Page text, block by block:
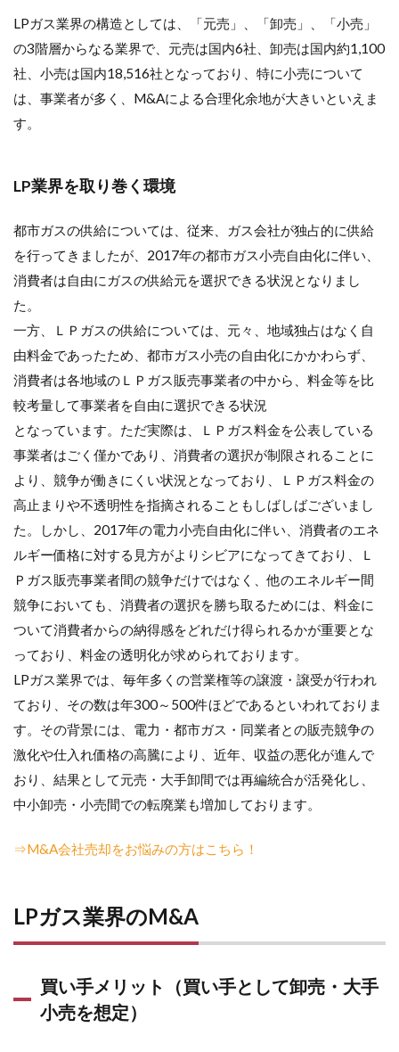
LPガス業界の構造としては、「元売」、「卸売」、「小売」
の3階層からなる業界で、元売は国内6社、卸売は国内約1,100
社、小売は国内18,516社となっており、特に小売について
は、事業者が多く、M&Aによる合理化余地が大きいといえま
す。
LP業界を取り巻く環境
都市ガスの供給については、従来、ガス会社が独占的に供給
を行ってきましたが、2017年の都市ガス小売自由化に伴い、
消費者は自由にガスの供給元を選択できる状況となりまし
た。
一方、ＬＰガスの供給については、元々、地域独占はなく自
由料金であったため、都市ガス小売の自由化にかかわらず、
消費者は各地域のＬＰガス販売事業者の中から、料金等を比
較考量して事業者を自由に選択できる状況
となっています。ただ実際は、ＬＰガス料金を公表している
事業者はごく僅かであり、消費者の選択が制限されることに
より、競争が働きにくい状況となっており、ＬＰガス料金の
高止まりや不透明性を指摘されることもしばしばございまし
た。しかし、2017年の電力小売自由化に伴い、消費者のエネ
ルギー価格に対する見方がよりシビアになってきており、Ｌ
Ｐガス販売事業者間の競争だけではなく、他のエネルギー間
競争においても、消費者の選択を勝ち取るためには、料金に
ついて消費者からの納得感をどれだけ得られるかが重要とな
っており、料金の透明化が求められております。
LPガス業界では、毎年多くの営業権等の譲渡・譲受が行われ
ており、その数は年300～500件ほどであるといわれておりま
す。その背景には、電力・都市ガス・同業者との販売競争の
激化や仕入れ価格の高騰により、近年、収益の悪化が進んで
おり、結果として元売・大手卸間では再編統合が活発化し、
中小卸売・小売間での転廃業も増加しております。
⇒M&A会社売却をお悩みの方はこちら！
LPガス業界のM&A
買い手メリット（買い手として卸売・大手
小売を想定）